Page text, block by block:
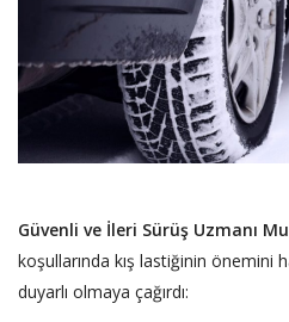
Güvenli ve İleri Sürüş Uzmanı
koşullarında kış lastiğinin önemini
duyarlı olmaya çağırdı: